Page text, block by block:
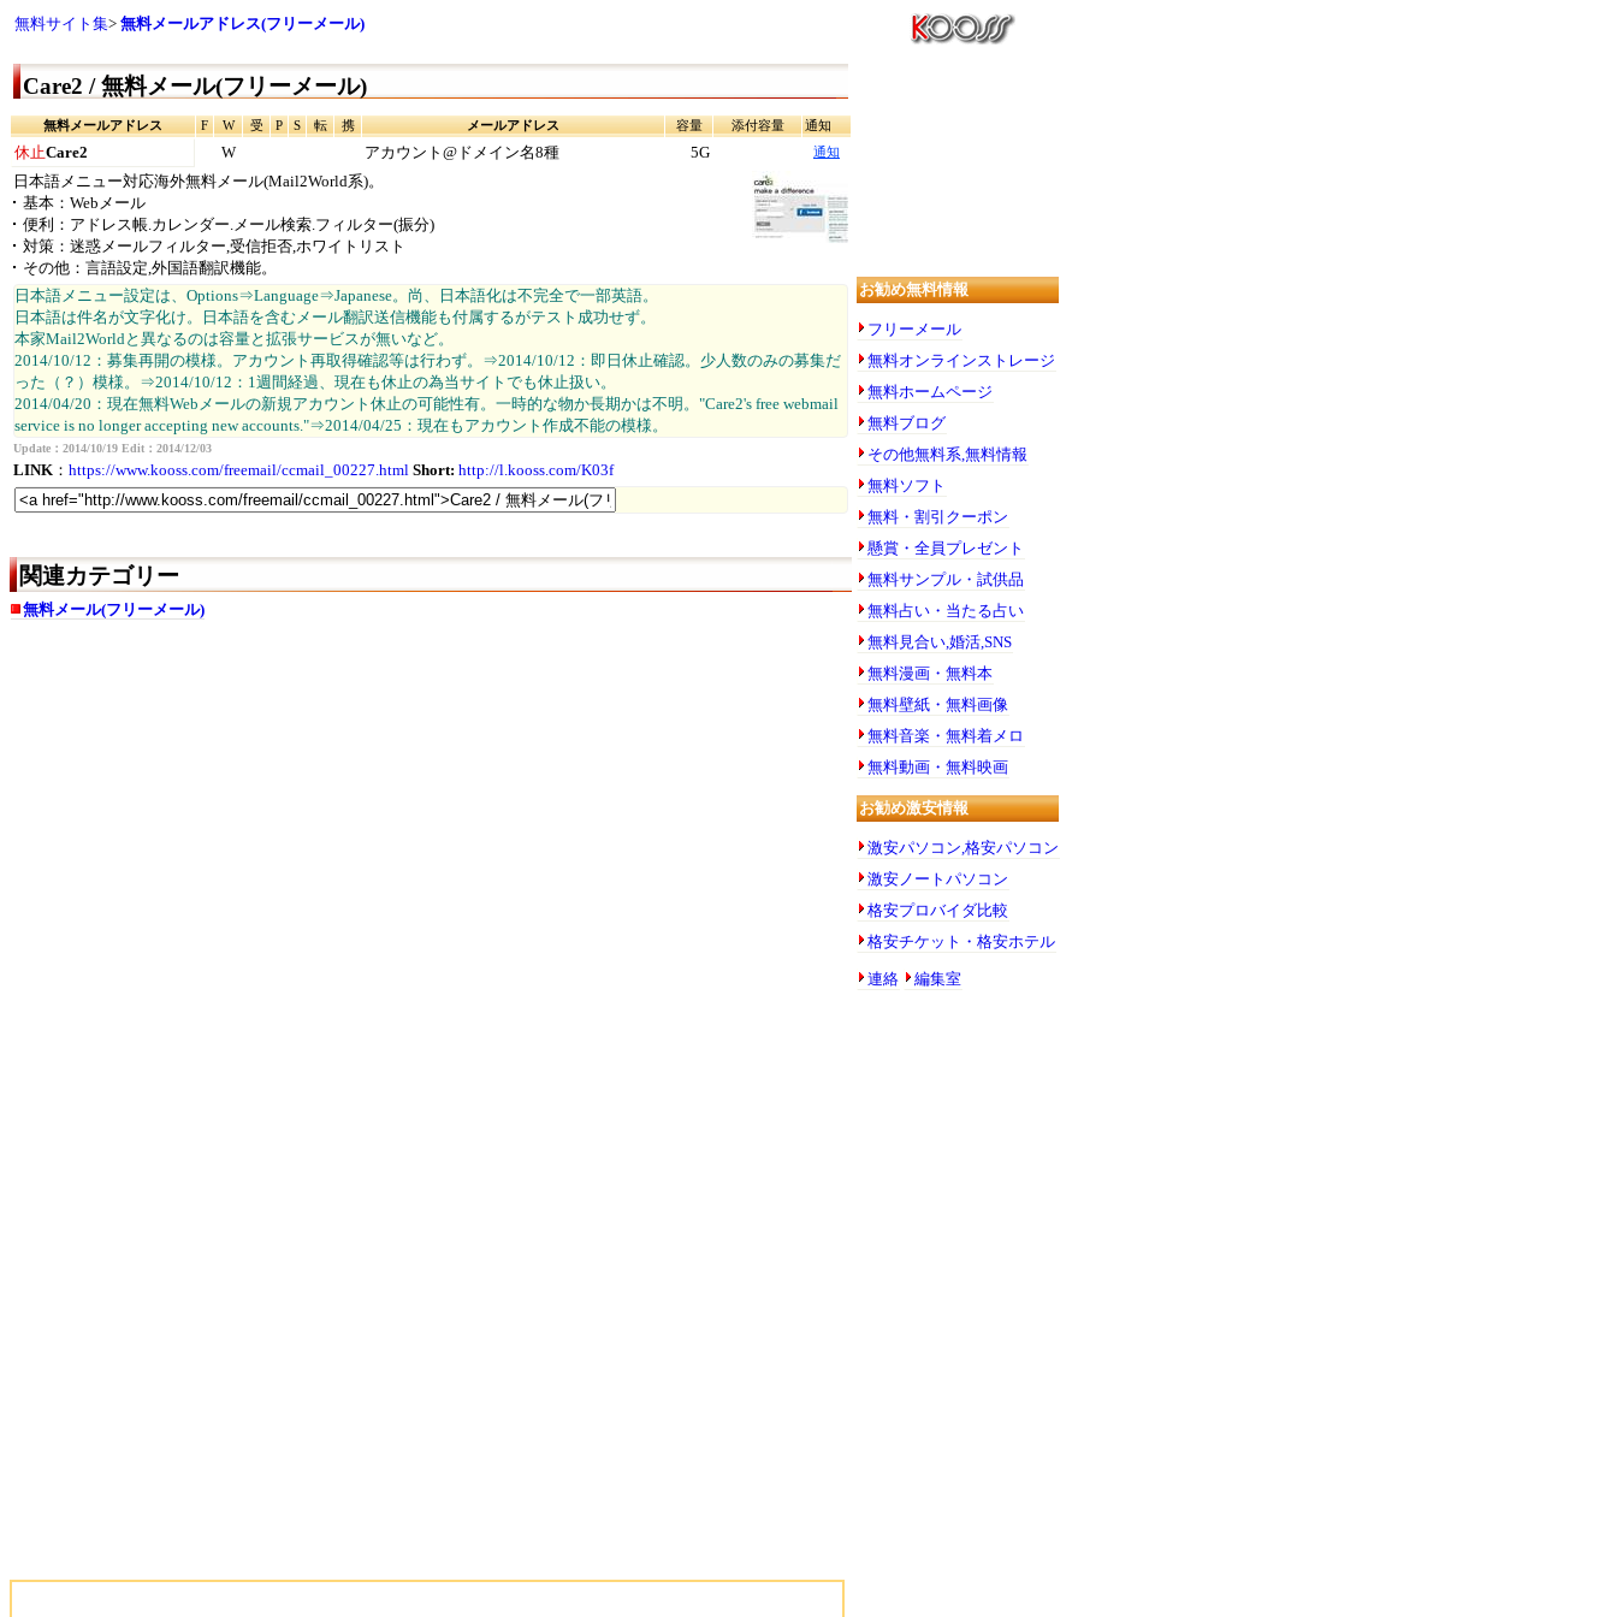
無料サイト集> 無料メールアドレス(フリーメール)
Care2 / 無料メール(フリーメール)
無料メールアドレス F W 受 P S 転 携 メールアドレス 容量 添付容量 通知
休止Care2 W アカウント@ドメイン名8種 5G 通知
日本語メニュー対応海外無料メール(Mail2World系)。
基本：Webメール
便利：アドレス帳.カレンダー.メール検索.フィルター(振分)
対策：迷惑メールフィルター,受信拒否,ホワイトリスト
その他：言語設定,外国語翻訳機能。
日本語メニュー設定は、Options⇒Language⇒Japanese。尚、日本語化は不完全で一部英語。
日本語は件名が文字化け。日本語を含むメール翻訳送信機能も付属するがテスト成功せず。
本家Mail2Worldと異なるのは容量と拡張サービスが無いなど。
2014/10/12：募集再開の模様。アカウント再取得確認等は行わず。⇒2014/10/12：即日休止確認。少人数のみの募集だ
った（？）模様。⇒2014/10/12：1週間経過、現在も休止の為当サイトでも休止扱い。
2014/04/20：現在無料Webメールの新規アカウント休止の可能性有。一時的な物か長期かは不明。"Care2's free webmail
service is no longer accepting new accounts."⇒2014/04/25：現在もアカウント作成不能の模様。
Update：2014/10/19 Edit：2014/12/03
LINK ： https://www.kooss.com/freemail/ccmail_00227.html Short: http://l.kooss.com/K03f
関連カテゴリー
無料メール(フリーメール)
お勧め無料情報
フリーメール
無料オンラインストレージ
無料ホームページ
無料ブログ
その他無料系,無料情報
無料ソフト
無料・割引クーポン
懸賞・全員プレゼント
無料サンプル・試供品
無料占い・当たる占い
無料見合い,婚活,SNS
無料漫画・無料本
無料壁紙・無料画像
無料音楽・無料着メロ
無料動画・無料映画
お勧め激安情報
激安パソコン,格安パソコン
激安ノートパソコン
格安プロバイダ比較
格安チケット・格安ホテル
連絡 編集室